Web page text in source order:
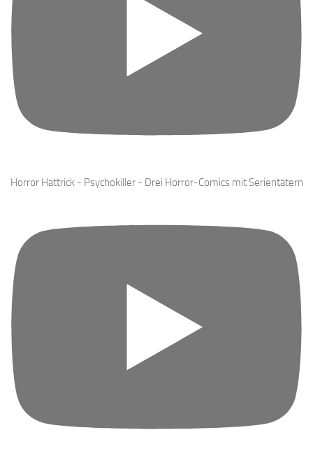
Horror Hattrick - Psychokiller - Drei Horror-Comics mit Serientätern